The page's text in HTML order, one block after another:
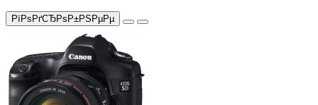
РїРѕРґСЂРѕР±РЅРµРµ